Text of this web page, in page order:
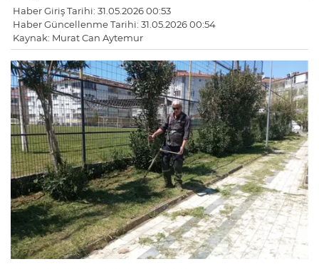
Haber Giriş Tarihi: 31.05.2026 00:53
Haber Güncellenme Tarihi: 31.05.2026 00:54
Kaynak: Murat Can Aytemur